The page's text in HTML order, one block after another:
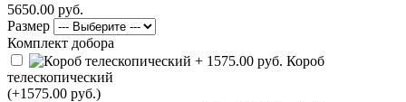
5650.00 руб.
Размер
Комплект добора
Короб
телескопический
(+1575.00 руб.)